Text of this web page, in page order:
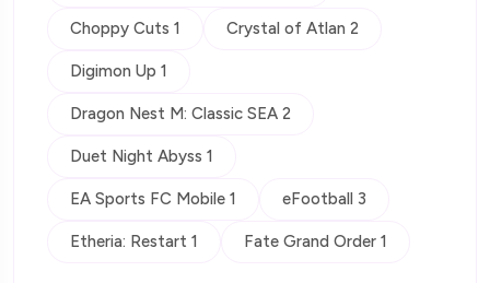
Choppy Cuts 1 Crystal of Atlan 2
Digimon Up 1
Dragon Nest M: Classic SEA 2
Duet Night Abyss 1
EA Sports FC Mobile 1 eFootball 3
Etheria: Restart 1 Fate Grand Order 1